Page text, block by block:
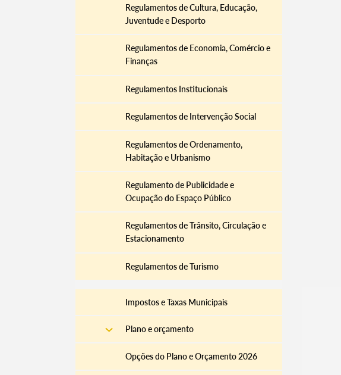
Termo de Pesquisa
Categorias gerais
Filtros
Regulamentos de Cultura, Educação,
Juventude e Desporto
Regulamentos de Economia, Comércio e
Finanças
Regulamentos Institucionais
Regulamentos de Intervenção Social
Regulamentos de Ordenamento,
Habitação e Urbanismo
Regulamento de Publicidade e
Ocupação do Espaço Público
Regulamentos de Trânsito, Circulação e
Estacionamento
Regulamentos de Turismo
Impostos e Taxas Municipais
Plano e orçamento
Opções do Plano e Orçamento 2026